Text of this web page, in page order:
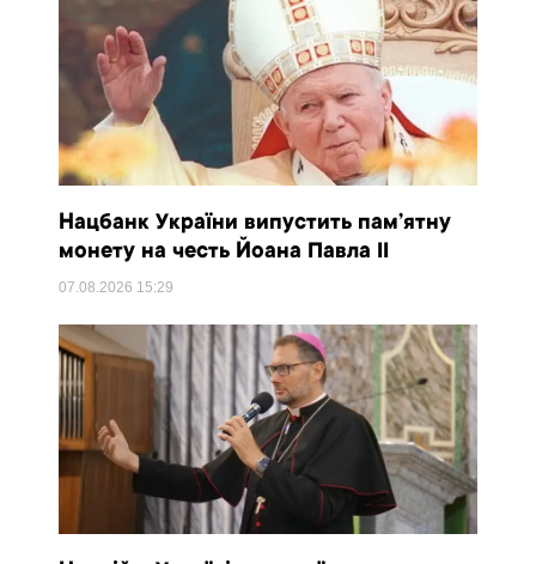
Нацбанк України випустить пам’ятну
монету на честь Йоана Павла II
07.08.2026 15:29